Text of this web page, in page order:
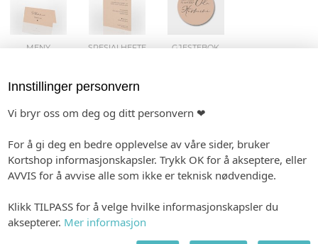
MENY SPESIALHEFTE GJESTEBOK
TAKKEKORT
TILPASS PRODUKTET HANDLEKURV KASSE
Innstillinger personvern
Vi bryr oss om deg og ditt personvern ❤
For å gi deg en bedre opplevelse av våre sider, bruker
Kortshop informasjonskapsler. Trykk OK for å akseptere, eller
AVVIS for å avvise alle som ikke er teknisk nødvendige.
Klikk TILPASS for å velge hvilke informasjonskapsler du
aksepterer. Mer informasjon